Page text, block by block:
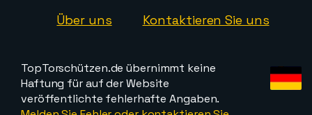
Über uns Kontaktieren Sie uns
TopTorschützen.de übernimmt keine
Haftung für auf der Website
veröffentlichte fehlerhafte Angaben.